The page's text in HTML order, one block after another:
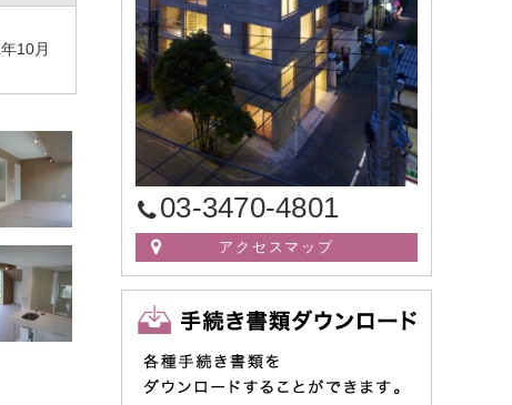
10月
03-3470-4801
アクセスマップ